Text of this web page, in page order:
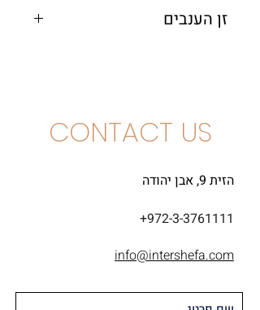
זן הענבים
CONTACT US
הזית 9, אבן יהודה
+972-3-3761111
info@intershefa.com